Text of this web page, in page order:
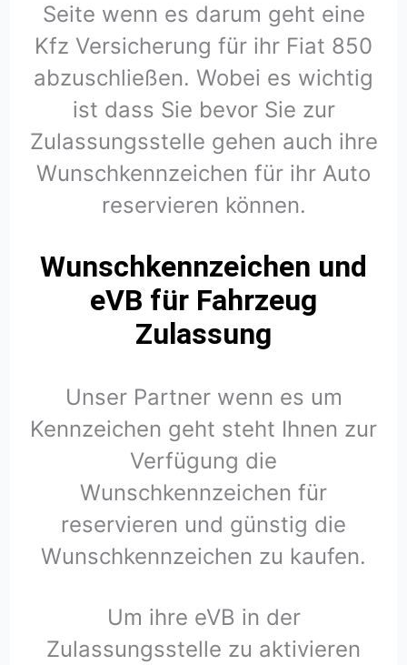
Seite wenn es darum geht eine
Kfz Versicherung für ihr Fiat 850
abzuschließen. Wobei es wichtig
ist dass Sie bevor Sie zur
Zulassungsstelle gehen auch ihre
Wunschkennzeichen für ihr Auto
reservieren können.
Wunschkennzeichen und
eVB für Fahrzeug
Zulassung
Unser Partner wenn es um
Kennzeichen geht steht Ihnen zur
Verfügung die
Wunschkennzeichen für
reservieren und günstig die
Wunschkennzeichen zu kaufen.
Um ihre eVB in der
Zulassungsstelle zu aktivieren